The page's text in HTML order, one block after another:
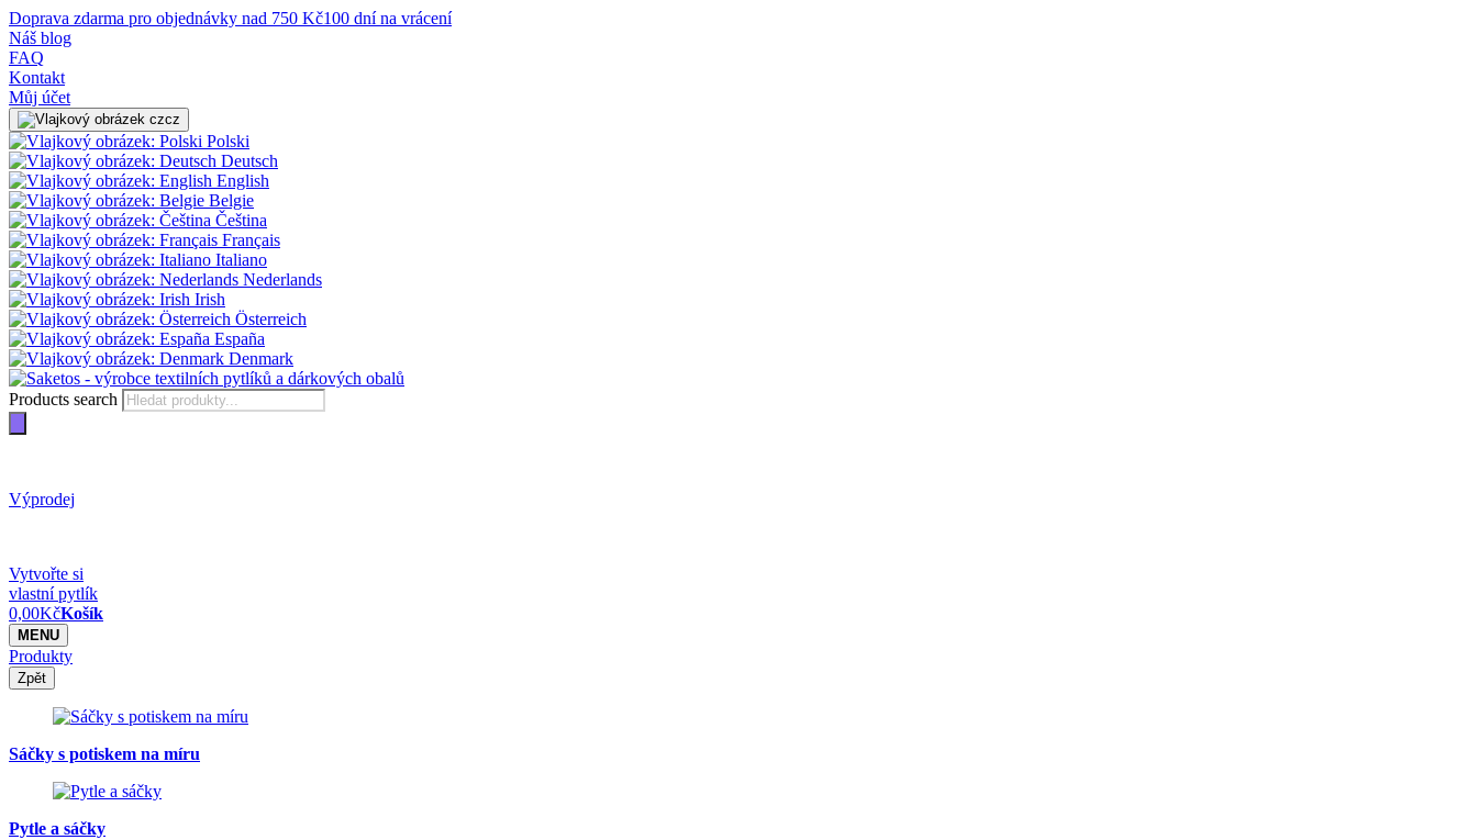
Doprava zdarma pro objednávky nad 750 Kč100 dní na vrácení
Náš blog
FAQ
Kontakt
Můj účet
cz
Polski
Deutsch
English
Belgie
Čeština
Français
Italiano
Nederlands
Irish
Österreich
España
Denmark
Products search
Výprodej
Vytvořte si
vlastní pytlík
0,00KčKošík
MENU
Produkty
Zpět
Sáčky s potiskem na míru
Pytle a sáčky